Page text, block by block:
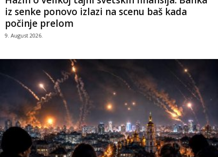
iz senke ponovo izlazi na scenu baš kada
počinje prelom
9. August 2026.